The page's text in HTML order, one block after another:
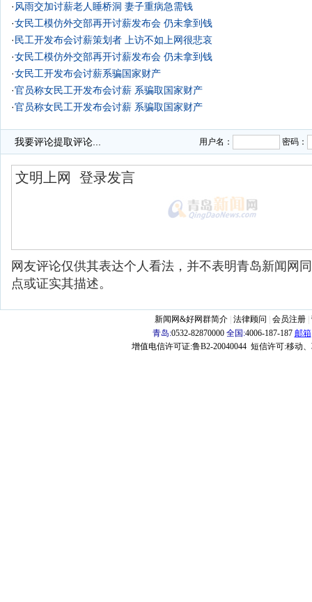
· 风雨交加讨薪老人睡桥洞 妻子重病急需钱
·女民工模仿外交部再开讨薪发布会 仍未拿到钱
· 民工开发布会讨薪策划者 上访不如上网很悲哀
·女民工模仿外交部再开讨薪发布会 仍未拿到钱
·女民工开发布会讨薪系骗国家财产
·官员称女民工开发布会讨薪 系骗取国家财产
·官员称女民工开发布会讨薪 系骗取国家财产
我要评论提取评论... 用户名： 密码：
网友评论仅供其表达个人看法，并不表明青岛新闻网
点或证实其描述。